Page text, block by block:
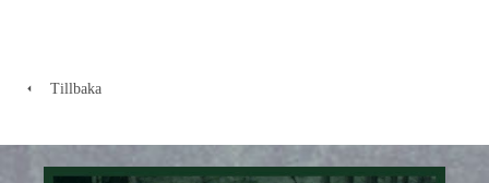
Tillbaka